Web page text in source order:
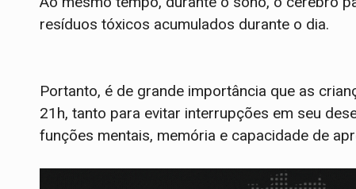
resíduos tóxicos acumulados durante o dia.
Portanto, é de grande importância que as
21h, tanto para evitar interrupções em seu
funções mentais, memória e capacidade de